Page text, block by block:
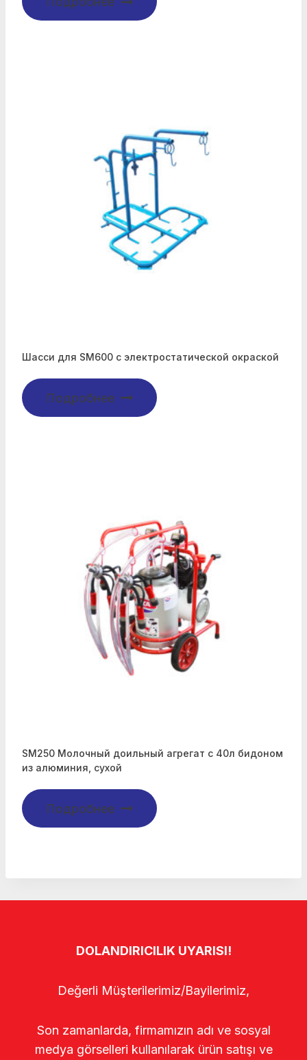
Шасси для SM600 с электростатической окраской
Подробнее
SM250 Молочный доильный агрегат с 40л бидоном
из алюминия, сухой
Подробнее
DOLANDIRICILIK UYARISI!
Değerli Müşterilerimiz/Bayilerimiz,
Son zamanlarda, firmamızın adı ve sosyal
medya görselleri kullanılarak ürün satışı ve